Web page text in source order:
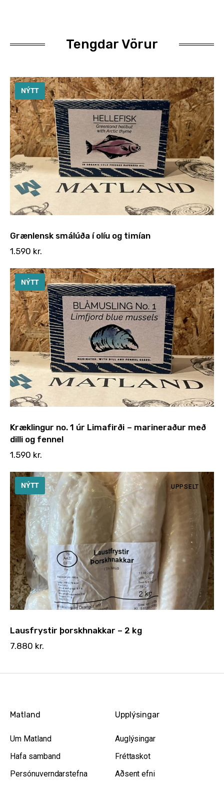
Tengdar Vörur
NÝTT
Grænlensk smálúða í olíu og timían
1.590 kr.
NÝTT
Kræklingur no. 1 úr Limafirði – marineraður með
dilli og fennel
1.590 kr.
UPPSELT
NÝTT
Lausfrystir þorskhnakkar – 2 kg
7.880 kr.
Matland
Um Matland
Hafa samband
Persónuverndarstefna
Upplýsingar
Auglýsingar
Fréttaskot
Aðsent efni